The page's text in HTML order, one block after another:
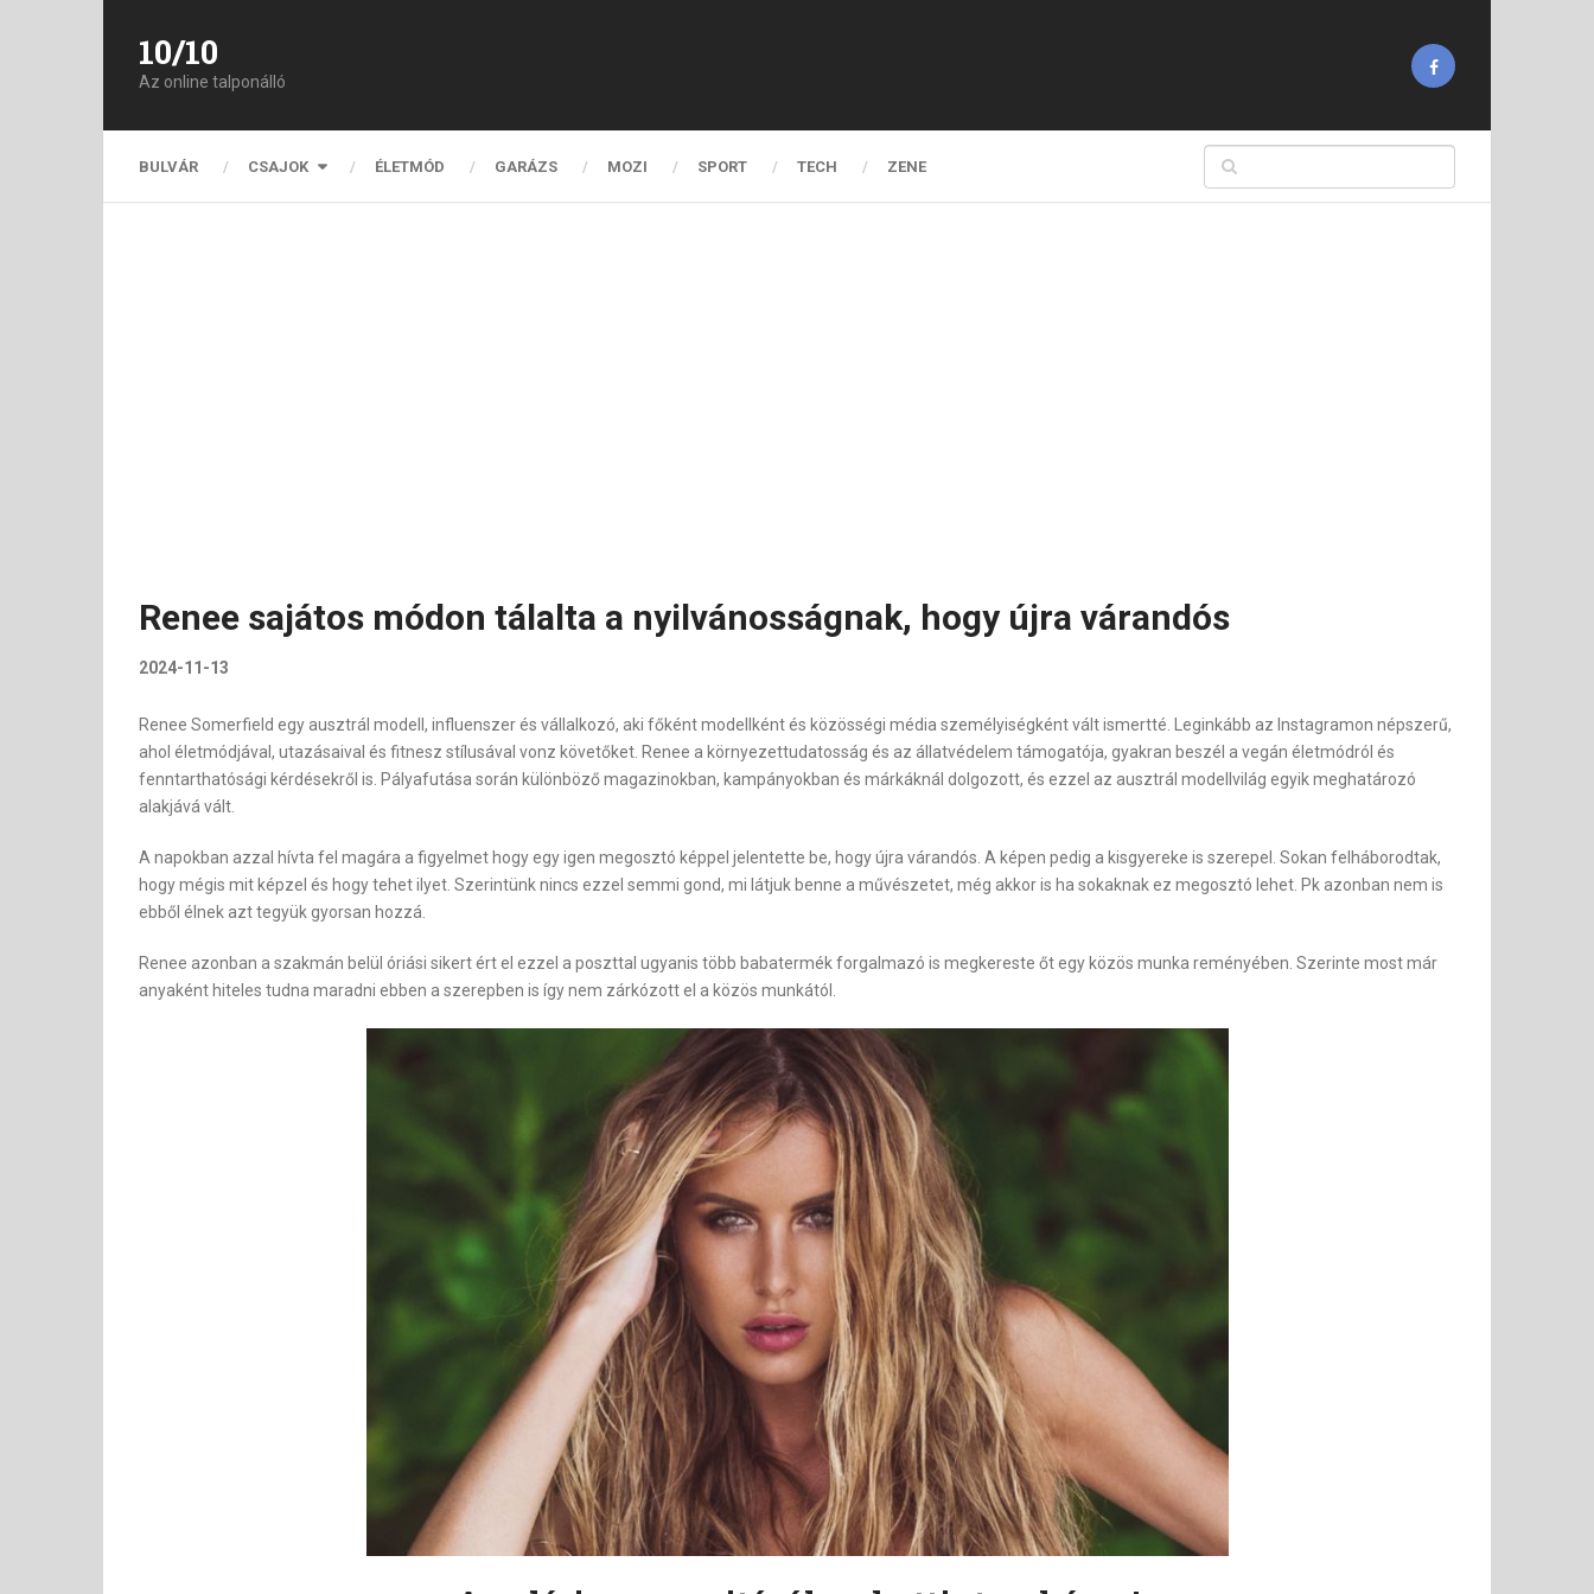
10/10
Az online talponálló
BULVÁR CSAJOK ÉLETMÓD GARÁZS MOZI SPORT TECH ZENE
Renee sajátos módon tálalta a nyilvánosságnak, hogy újra várandós
2024-11-13
Renee Somerfield egy ausztrál modell, influenszer és vállalkozó, aki főként modellként és közösségi média személyiségként vált ismertté. Leginkább az Instagramon népszerű,
ahol életmódjával, utazásaival és fitnesz stílusával vonz követőket. Renee a környezettudatosság és az állatvédelem támogatója, gyakran beszél a vegán életmódról és
fenntarthatósági kérdésekről is. Pályafutása során különböző magazinokban, kampányokban és márkáknál dolgozott, és ezzel az ausztrál modellvilág egyik meghatározó
alakjává vált.
A napokban azzal hívta fel magára a figyelmet hogy egy igen megosztó képpel jelentette be, hogy újra várandós. A képen pedig a kisgyereke is szerepel. Sokan felháborodtak,
hogy mégis mit képzel és hogy tehet ilyet. Szerintünk nincs ezzel semmi gond, mi látjuk benne a művészetet, még akkor is ha sokaknak ez megosztó lehet. Pk azonban nem is
ebből élnek azt tegyük gyorsan hozzá.
Renee azonban a szakmán belül óriási sikert ért el ezzel a poszttal ugyanis több babatermék forgalmazó is megkereste őt egy közös munka reményében. Szerinte most már
anyaként hiteles tudna maradni ebben a szerepben is így nem zárkózott el a közös munkától.